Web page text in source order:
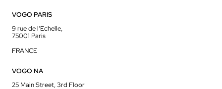
VOGO PARIS
9 rue de l’Echelle,
75001 Paris
FRANCE
VOGO NA
25 Main Street, 3rd Floor